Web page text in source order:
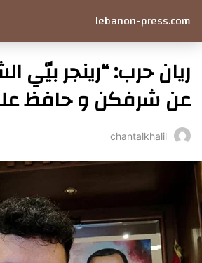
lebanon-press.com
ريان حرب: “رينجر بيّي
عن شرفكن و حافظ على
chantalkhalil